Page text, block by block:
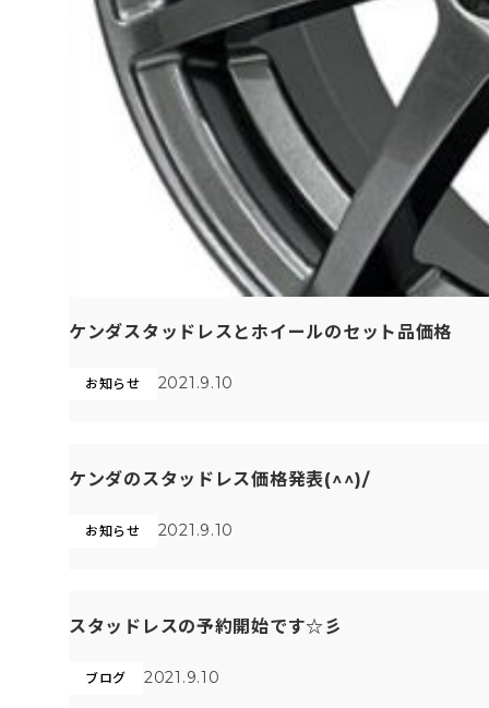
ケンダスタッドレスとホイールのセット品価格
お知らせ 2021.9.10
ケンダのスタッドレス価格発表(^^)/
お知らせ 2021.9.10
スタッドレスの予約開始です☆彡
ブログ 2021.9.10